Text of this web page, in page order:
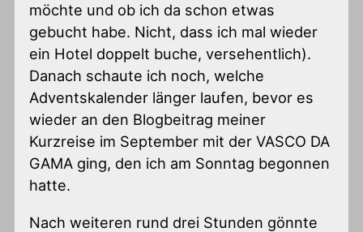
möchte und ob ich da schon etwas
gebucht habe. Nicht, dass ich mal wieder
ein Hotel doppelt buche, versehentlich).
Danach schaute ich noch, welche
Adventskalender länger laufen, bevor es
wieder an den Blogbeitrag meiner
Kurzreise im September mit der VASCO DA
GAMA ging, den ich am Sonntag begonnen
hatte.
Nach weiteren rund drei Stunden gönnte